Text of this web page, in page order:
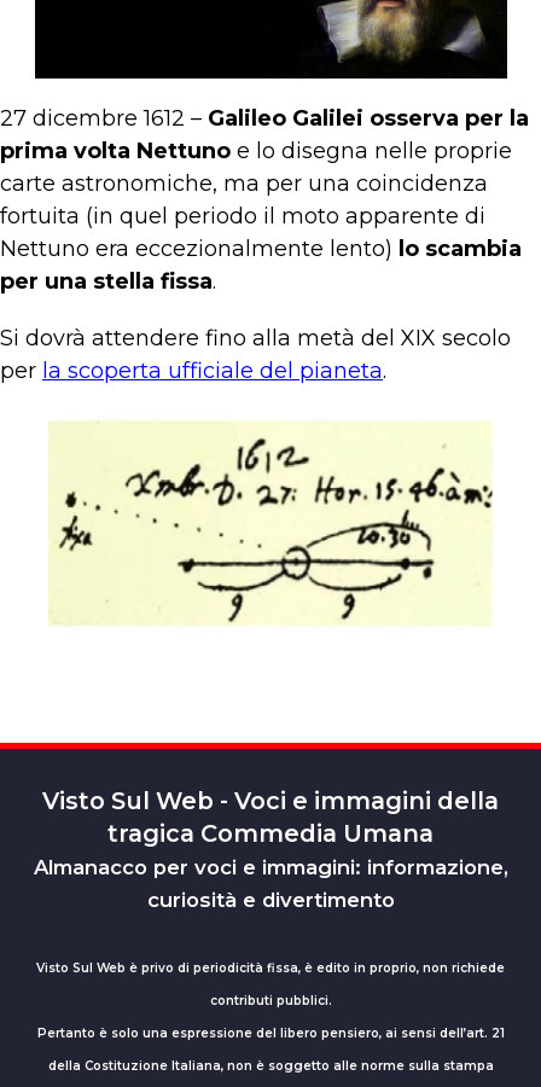
27 dicembre 1612 – Galileo Galilei osserva per la
prima volta Nettuno e lo disegna nelle proprie
carte astronomiche, ma per una coincidenza
fortuita (in quel periodo il moto apparente di
Nettuno era eccezionalmente lento) lo scambia
per una stella fissa.
Si dovrà attendere fino alla metà del XIX secolo
per la scoperta ufficiale del pianeta.
Visto Sul Web - Voci e immagini della
tragica Commedia Umana
Almanacco per voci e immagini: informazione,
curiosità e divertimento
Visto Sul Web è privo di periodicità fissa, è edito in proprio, non richiede
contributi pubblici.
Pertanto è solo una espressione del libero pensiero, ai sensi dell’art. 21
della Costituzione Italiana, non è soggetto alle norme sulla stampa